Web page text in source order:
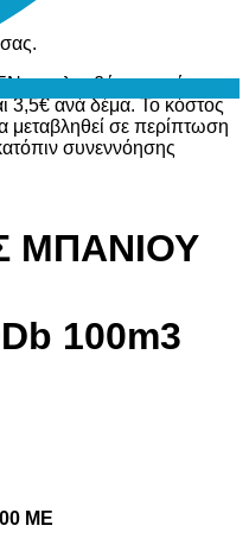
περιλαμβάνει το κόστος
3,5€ ανά δέμα. Το κόστος
μεταβληθεί σε περίπτωση
συνεννόησης
ΜΠΑΝΙΟΥ
100m3
ΜΕ